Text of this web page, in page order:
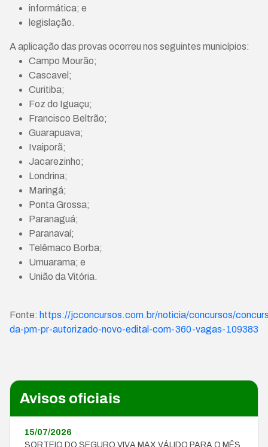
informática; e
legislação.
A aplicação das provas ocorreu nos seguintes municípios:
Campo Mourão;
Cascavel;
Curitiba;
Foz do Iguaçu;
Francisco Beltrão;
Guarapuava;
Ivaiporã;
Jacarezinho;
Londrina;
Maringá;
Ponta Grossa;
Paranaguá;
Paranavaí;
Telêmaco Borba;
Umuarama; e
União da Vitória.
Fonte: https://jcconcursos.com.br/noticia/concursos/
da-pm-pr-autorizado-novo-edital-com-360-vagas-109383
Avisos oficiais
15/07/2026
SORTEIO DO SEGURO VIVA MAX VÁLIDO PARA O MÊS